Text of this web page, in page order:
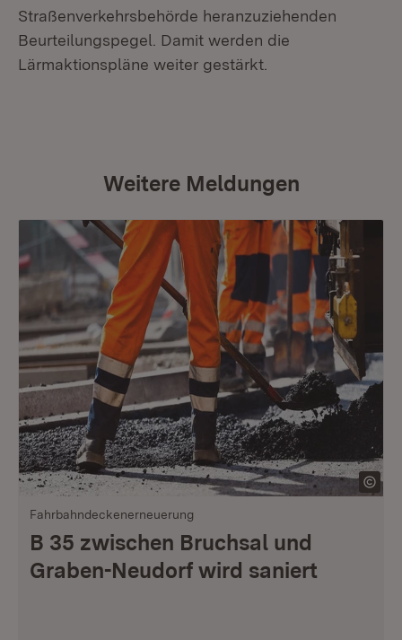
Straßenverkehrsbehörde heranzuziehenden
Beurteilungspegel. Damit werden die
Lärmaktionspläne weiter gestärkt.
Weitere Meldungen
Fahrbahndeckenerneuerung
B 35 zwischen Bruchsal und
Graben-Neudorf wird saniert